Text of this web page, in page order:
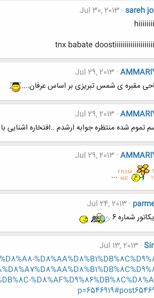
sareh
Jul 30, 2013
tnx babate
Jul 29, 2013
مقبره ی شمس تبریزی بر اساس عرفان....
Jul 29, 2013
تموم شده منتظره جوابه ارشدم ..افتخاره اشنایی
Jul 29, 2013
...
Jul 24, 2013
شماره 6
Jul 13, 2013